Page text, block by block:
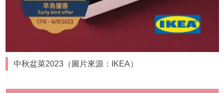
中秋盆菜2023（圖片來源：IKEA）